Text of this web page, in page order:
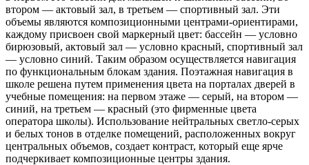
втором — актовый зал, в третьем — спортивный зал. Эти
объемы являются композиционными центрами-ориентирами,
каждому присвоен свой маркерный цвет: бассейн — условно
бирюзовый, актовый зал — условно красный, спортивный зал
— условно синий. Таким образом осуществляется навигация
по функциональным блокам здания. Поэтажная навигация в
школе решена путем применения цвета на порталах дверей в
учебные помещения: на первом этаже — серый, на втором —
синий, на третьем — красный (это фирменные цвета
оператора школы). Использование нейтральных светло-серых
и белых тонов в отделке помещений, расположенных вокруг
центральных объемов, создает контраст, который еще ярче
подчеркивает композиционные центры здания.